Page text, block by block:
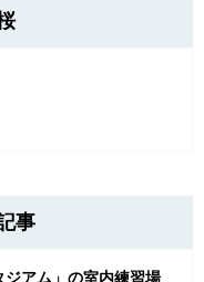
事
ジアム」の室内練習場